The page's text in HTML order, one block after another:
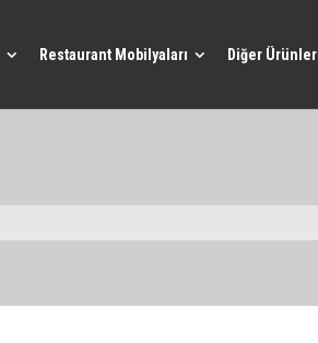
Restaurant Mobilyaları Diğer Ürünler